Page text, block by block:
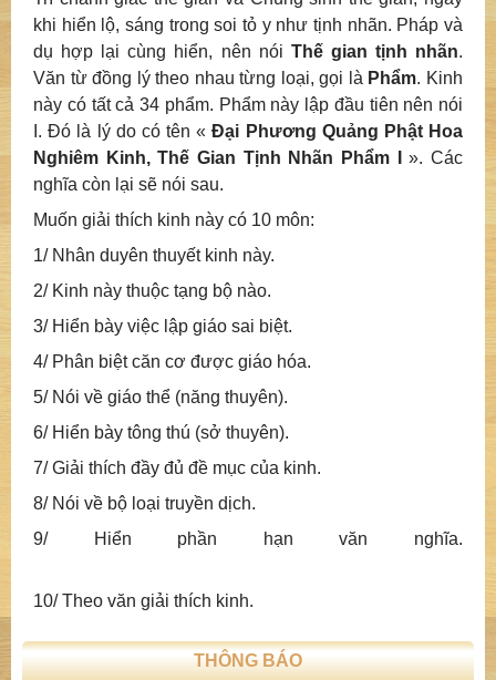
khi hiển lộ, sáng trong soi tỏ y như tịnh nhãn. Pháp và
dụ hợp lại cùng hiển, nên nói Thế gian tịnh nhãn.
Văn từ đồng lý theo nhau từng loại, gọi là Phẩm. Kinh
này có tất cả 34 phẩm. Phẩm này lập đầu tiên nên nói
I. Đó là lý do có tên «Đại Phương Quảng Phật Hoa
Nghiêm Kinh, Thế Gian Tịnh Nhãn Phẩm I
». Các
nghĩa còn lại sẽ nói sau.
Muốn giải thích kinh này có 10 môn:
1/ Nhân duyên thuyết kinh này.
2/ Kinh này thuộc tạng bộ nào.
3/ Hiển bày việc lập giáo sai biệt.
4/ Phân biệt căn cơ được giáo hóa.
5/ Nói về giáo thể (năng thuyên).
6/ Hiển bày tông thú (sở thuyên).
7/ Giải thích đầy đủ đề mục của kinh.
8/ Nói về bộ loại truyền dịch.
9/ Hiển phần hạn văn nghĩa.
10/ Theo văn giải thích kinh.
THÔNG BÁO